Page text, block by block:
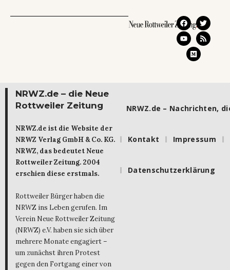
NRWZ.de – die Neue
Rottweiler Zeitung
NRWZ.de ist die Website der
NRWZ Verlag GmbH & Co. KG.
NRWZ, das bedeutet Neue
Rottweiler Zeitung. 2004
erschien diese erstmals.
Rottweiler Bürger haben die
NRWZ ins Leben gerufen. Im
Verein Neue Rottweiler Zeitung
(NRWZ) e.V. haben sie sich über
mehrere Monate engagiert –
um zunächst ihren Protest
gegen den Fortgang einer von
NRWZ.de – Nachrichten,
Kontakt Impressum
Datenschutzerklärung